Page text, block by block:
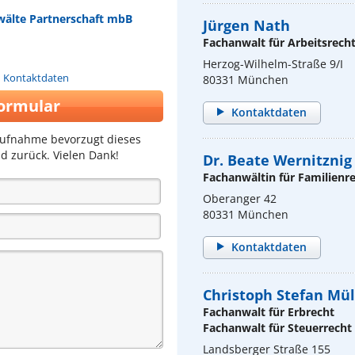
Partnerschaft mbB
Kontaktdaten
bevorzugt dieses
zurück. Vielen Dank!
Jürgen Nath
Fachanwalt für Arbeitsrecht
Herzog-Wilhelm-Straße 9/I
80331 München
Kontaktdaten
Dr. Beate Wernitznig
Fachanwältin für
Oberanger 42
80331 München
Kontaktdaten
Christoph Stefan
Fachanwalt für Erbrecht
Fachanwalt für Steuerrecht
Landsberger Straße 155